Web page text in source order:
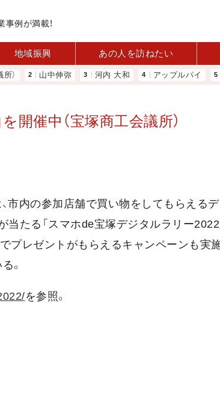
例が満載！
地域振興 あの人を訪ねたい
山中伸弥 河内 大和 アップルパイ 「
開催中（宝塚商工会議所）
、市内の参加店舗で買い物をしてもらえる
たる「スマホde宝塚デジタルラリー
プレゼントがもらえるキャンペーンも実
。
を参照。